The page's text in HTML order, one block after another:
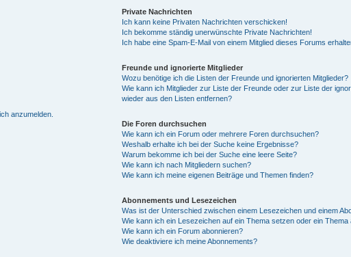
anzumelden.
Private Nachrichten
Ich kann keine Privaten Nachrichten verschicken!
Ich bekomme ständig unerwünschte Private Nachrichten!
Ich habe eine Spam-E-Mail von einem Mitglied dieses Forums
Freunde und ignorierte Mitglieder
Wozu benötige ich die Listen der Freunde und ignorierten Mitglieder?
Wie kann ich Mitglieder zur Liste der Freunde oder zur Liste der
wieder aus den Listen entfernen?
Die Foren durchsuchen
Wie kann ich ein Forum oder mehrere Foren durchsuchen?
Weshalb erhalte ich bei der Suche keine Ergebnisse?
Warum bekomme ich bei der Suche eine leere Seite?
Wie kann ich nach Mitgliedern suchen?
Wie kann ich meine eigenen Beiträge und Themen finden?
Abonnements und Lesezeichen
Was ist der Unterschied zwischen einem Lesezeichen und einem
Wie kann ich ein Lesezeichen auf ein Thema setzen oder ein Thema
Wie kann ich ein Forum abonnieren?
Wie deaktiviere ich meine Abonnements?